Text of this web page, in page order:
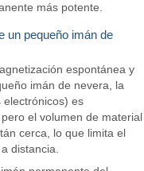
más potente.
un pequeño imán de
espontánea y
imán de nevera, la
electrónicos) es
el volumen de material
cerca, lo que limita el
distancia.